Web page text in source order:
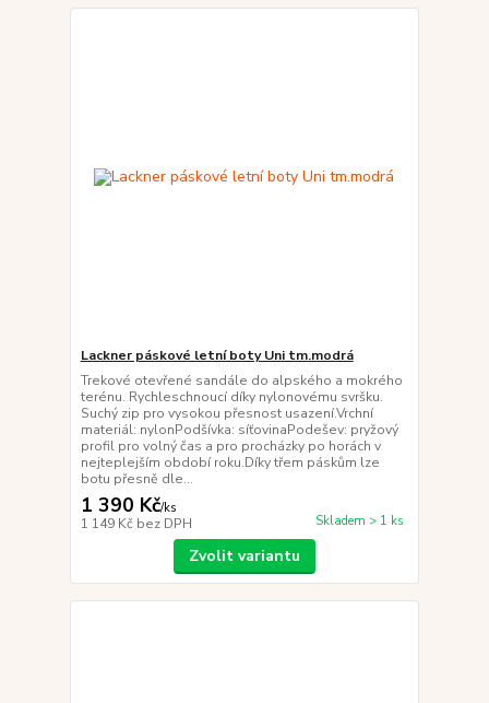
Lackner páskové letní boty Uni tm.modrá
Trekové otevřené sandále do alpského a mokrého
terénu. Rychleschnoucí díky nylonovému svršku.
Suchý zip pro vysokou přesnost usazení.Vrchní
materiál: nylonPodšívka: síťovinaPodešev: pryžový
profil pro volný čas a pro procházky po horách v
nejteplejším období roku.Díky třem páskům lze
botu přesně dle...
1 390 Kč/ks
1 149 Kč bez DPH Skladem > 1 ks
Zvolit variantu